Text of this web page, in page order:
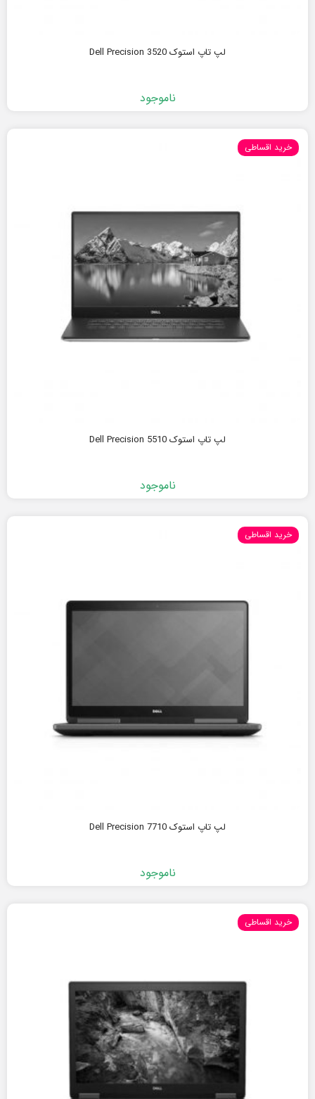
لپ تاپ استوک Dell Precision 3520
ناموجود
خرید اقساطی
لپ تاپ استوک Dell Precision 5510
ناموجود
خرید اقساطی
لپ تاپ استوک Dell Precision 7710
ناموجود
خرید اقساطی